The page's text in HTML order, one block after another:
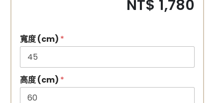
NT$ 1,780
寬度 (cm) *
高度 (cm) *